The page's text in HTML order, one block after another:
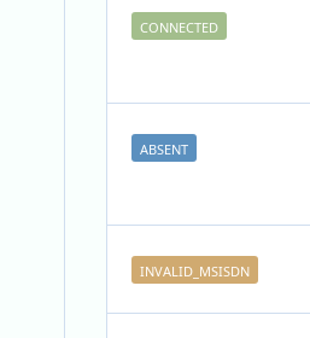
CONNECTED
ABSENT
INVALID_MSISDN